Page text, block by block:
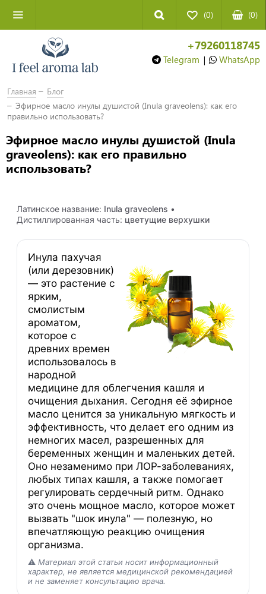
(0) (0)
+79260118745
Telegram | WhatsApp
Главная
Блог
Эфирное масло инулы душистой (Inula graveolens): как его
правильно использовать?
Эфирное масло инулы душистой (Inula
graveolens): как его правильно
использовать?
Латинское название: Inula graveolens •
Дистиллированная часть: цветущие верхушки
Инула пахучая
(или дерезовник)
— это растение с
ярким,
смолистым
ароматом,
которое с
древних времен
использовалось в
народной
медицине для облегчения кашля и
очищения дыхания. Сегодня её эфирное
масло ценится за уникальную мягкость и
эффективность, что делает его одним из
немногих масел, разрешенных для
беременных женщин и маленьких детей.
Оно незаменимо при ЛОР-заболеваниях,
любых типах кашля, а также помогает
регулировать сердечный ритм. Однако
это очень мощное масло, которое может
вызвать "шок инула" — полезную, но
впечатляющую реакцию очищения
организма.
⚠️ Материал этой статьи носит информационный
характер, не является медицинской рекомендацией
и не заменяет консультацию врача.